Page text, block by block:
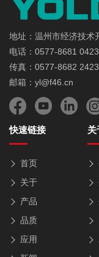
地址：温州市经济技术
电话：0577-8681
传真：0577-8682 2423
邮箱：yl@f46.cn
快速链接
首页
关于
产品
品质
应用
关